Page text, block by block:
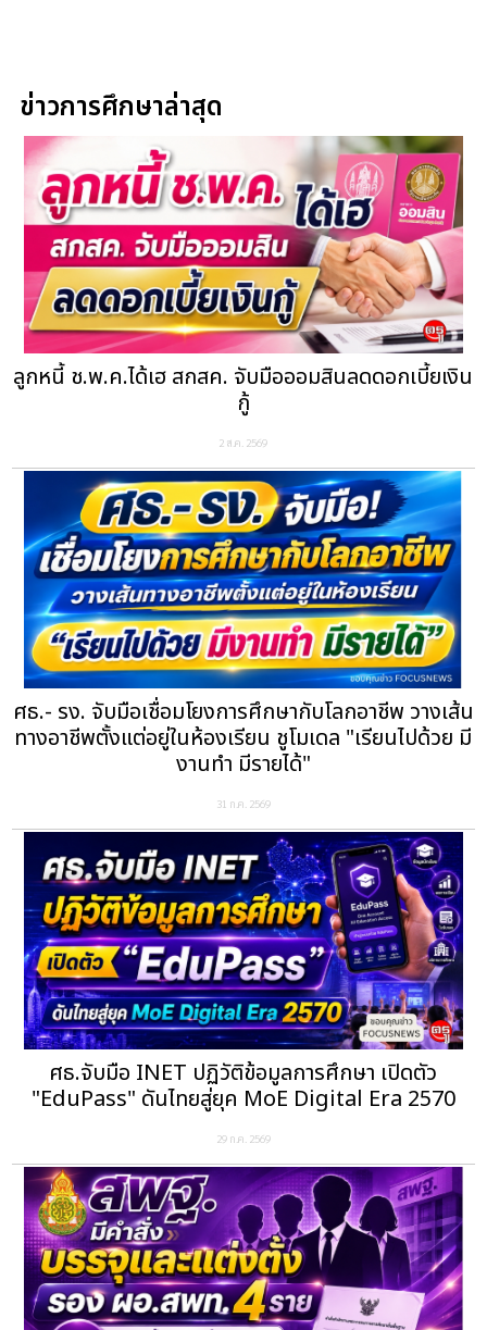
ข่าวการศึกษาล่าสุด
ลูกหนี้ ช.พ.ค.ได้เฮ สกสค. จับมือออมสินลดดอกเบี้ยเงิน
กู้
2 ส.ค. 2569
ศธ.- รง. จับมือเชื่อมโยงการศึกษากับโลกอาชีพ วางเส้น
ทางอาชีพตั้งแต่อยู่ในห้องเรียน ชูโมเดล "เรียนไปด้วย มี
งานทำ มีรายได้"
31 ก.ค. 2569
ศธ.จับมือ INET ปฏิวัติข้อมูลการศึกษา เปิดตัว
"EduPass" ดันไทยสู่ยุค MoE Digital Era 2570
29 ก.ค. 2569